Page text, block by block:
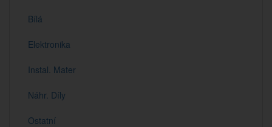
Bílá
Elektronika
Instal. Mater
Náhr. Díly
Ostatní